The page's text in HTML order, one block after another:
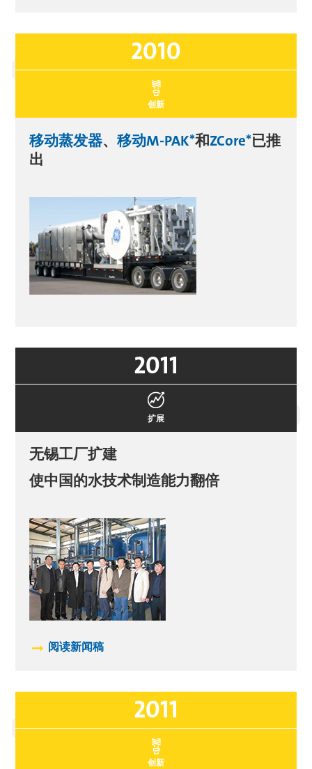
2010
创新
移动蒸发器、 移动M-PAK*和ZCore*已推
出
2011
扩展
无锡工厂扩建
使中国的水技术制造能力翻倍
阅读新闻稿
2011
创新